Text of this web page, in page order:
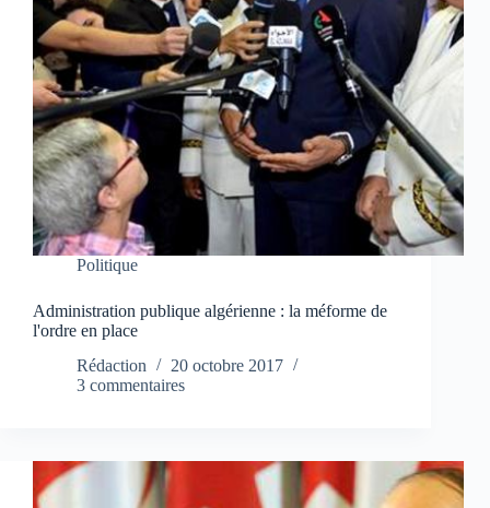
Politique
Administration publique algérienne : la méforme de
l'ordre en place
Rédaction
20 octobre 2017
3 commentaires